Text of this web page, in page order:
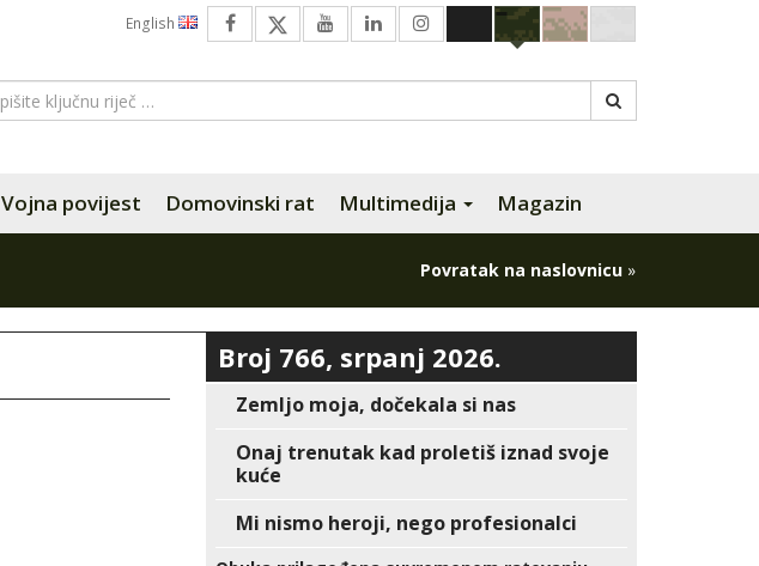
English
Vojna povijest Domovinski rat Multimedija Magazin
Povratak na naslovnicu »
Broj 766, srpanj 2026.
Zemljo moja, dočekala si nas
Onaj trenutak kad proletiš iznad svoje
kuće
Mi nismo heroji, nego profesionalci